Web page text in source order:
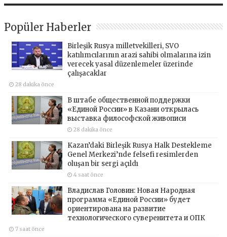
Popüler Haberler
Birleşik Rusya milletvekilleri, SVO
katılımcılarının arazi sahibi olmalarına izin
verecek yasal düzenlemeler üzerinde
çalışacaklar
28 dakika önce
В штабе общественной поддержки
«Единой России» в Казани открылась
выставка философской живописи
28 dakika önce
Kazan’daki Birleşik Rusya Halk Destekleme
Genel Merkezi’nde felsefi resimlerden
oluşan bir sergi açıldı
4 saat önce
Владислав Головин: Новая Народная
программа «Единой России» будет
ориентирована на развитие
технологического суверенитета и ОПК
7 saat önce